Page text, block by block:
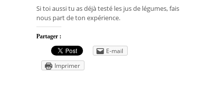
Si toi aussi tu as déjà testé les jus de légumes, fais
nous part de ton expérience.
Partager :
E-mail
Imprimer